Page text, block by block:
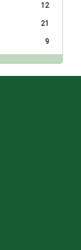
12
21
9